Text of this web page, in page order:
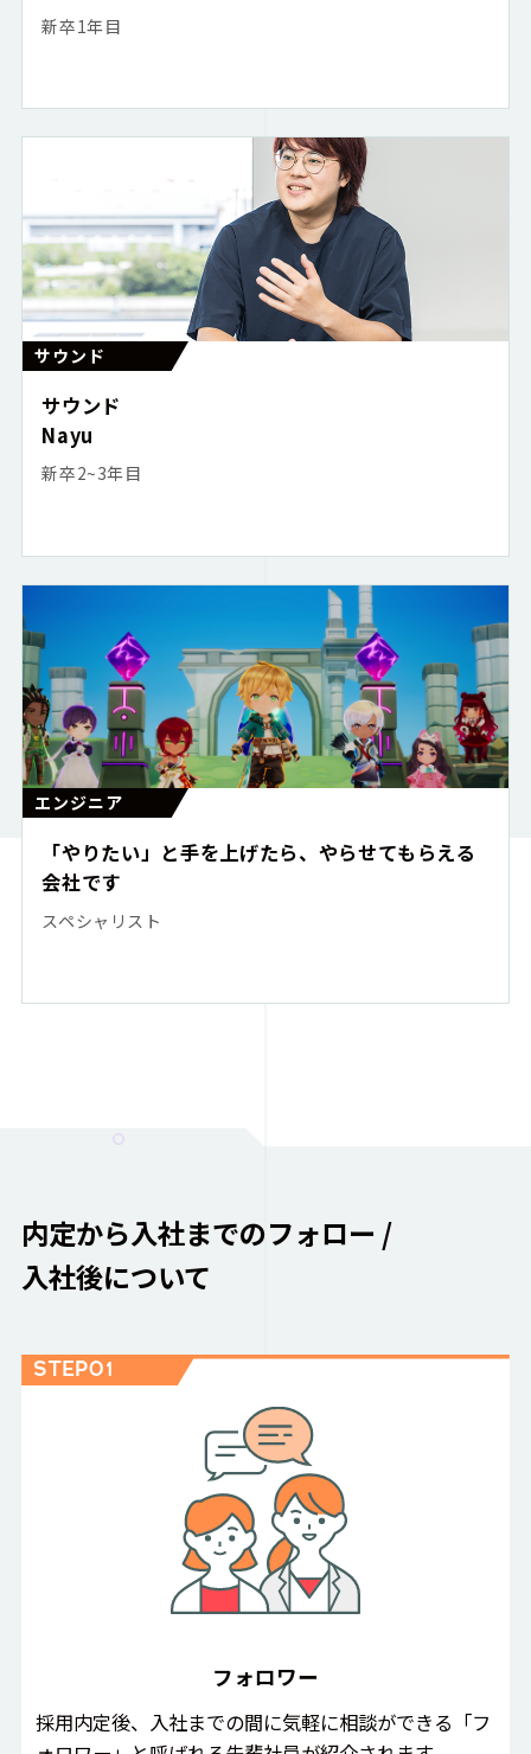
新卒1年目
サウンド
サウンド
Nayu
新卒2~3年目
エンジニア
「やりたい」と手を上げたら、やらせてもらえる
会社です
スペシャリスト
内定から入社までのフォロー /
入社後について
フォロワー
採用内定後、入社までの間に気軽に相談ができる「フ